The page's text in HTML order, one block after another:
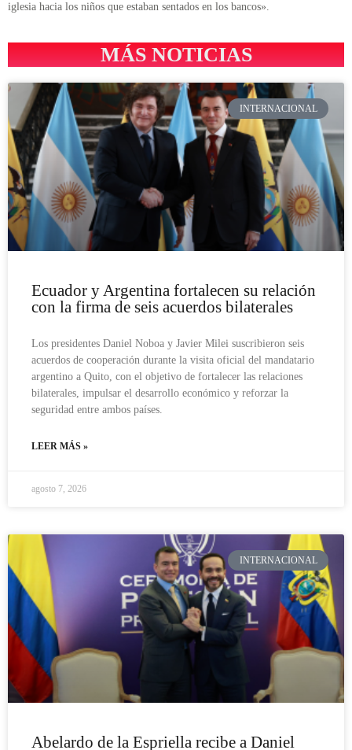
iglesia hacia los niños que estaban sentados en los bancos».
MÁS NOTICIAS
INTERNACIONAL
Ecuador y Argentina fortalecen su relación
con la firma de seis acuerdos bilaterales
Los presidentes Daniel Noboa y Javier Milei suscribieron seis
acuerdos de cooperación durante la visita oficial del mandatario
argentino a Quito, con el objetivo de fortalecer las relaciones
bilaterales, impulsar el desarrollo económico y reforzar la
seguridad entre ambos países.
LEER MÁS »
agosto 7, 2026
INTERNACIONAL
Abelardo de la Espriella recibe a Daniel